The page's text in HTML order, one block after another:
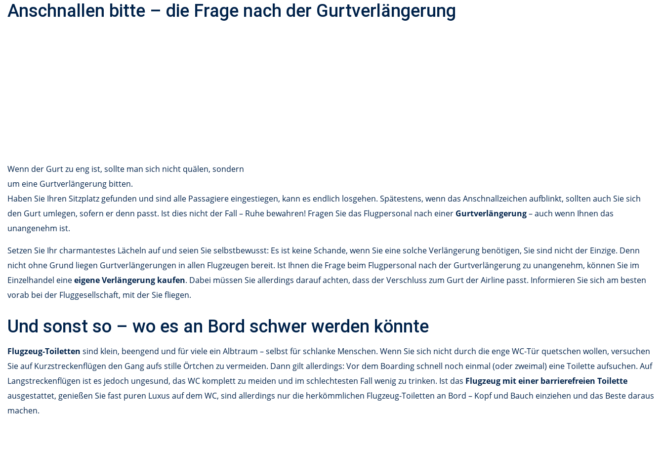
Anschnallen bitte – die Frage nach der Gurtverlängerung
Wenn der Gurt zu eng ist, sollte man sich nicht quälen, sondern
um eine Gurtverlängerung bitten.
Haben Sie Ihren Sitzplatz gefunden und sind alle Passagiere eingestiegen, kann es endlich losgehen. Spätestens, wenn das Anschnallzeichen aufblinkt, sollten auch Sie sich
den Gurt umlegen, sofern er denn passt. Ist dies nicht der Fall – Ruhe bewahren! Fragen Sie das Flugpersonal nach einer Gurtverlängerung– auch wenn Ihnen das
unangenehm ist.
Setzen Sie Ihr charmantestes Lächeln auf und seien Sie selbstbewusst: Es ist keine Schande, wenn Sie eine solche Verlängerung benötigen, Sie sind nicht der Einzige. Denn
nicht ohne Grund liegen Gurtverlängerungen in allen Flugzeugen bereit. Ist Ihnen die Frage beim Flugpersonal nach der Gurtverlängerung zu unangenehm, können Sie im
Einzelhandel eineeigene Verlängerung kaufen. Dabei müssen Sie allerdings darauf achten, dass der Verschluss zum Gurt der Airline passt. Informieren Sie sich am besten
vorab bei der Fluggesellschaft, mit der Sie fliegen.
Und sonst so – wo es an Bord schwer werden könnte
Flugzeug-Toiletten sind klein, beengend und für viele ein Albtraum – selbst für schlanke Menschen. Wenn Sie sich nicht durch die enge WC-Tür quetschen wollen, versuchen
Sie auf Kurzstreckenflügen den Gang aufs stille Örtchen zu vermeiden. Dann gilt allerdings: Vor dem Boarding schnell noch einmal (oder zweimal) eine Toilette aufsuchen. Auf
Langstreckenflügen ist es jedoch ungesund, das WC komplett zu meiden und im schlechtesten Fall wenig zu trinken. Ist das Flugzeug mit einer barrierefreien Toilette
ausgestattet, genießen Sie fast puren Luxus auf dem WC, sind allerdings nur die herkömmlichen Flugzeug-Toiletten an Bord – Kopf und Bauch einziehen und das Beste daraus
machen.